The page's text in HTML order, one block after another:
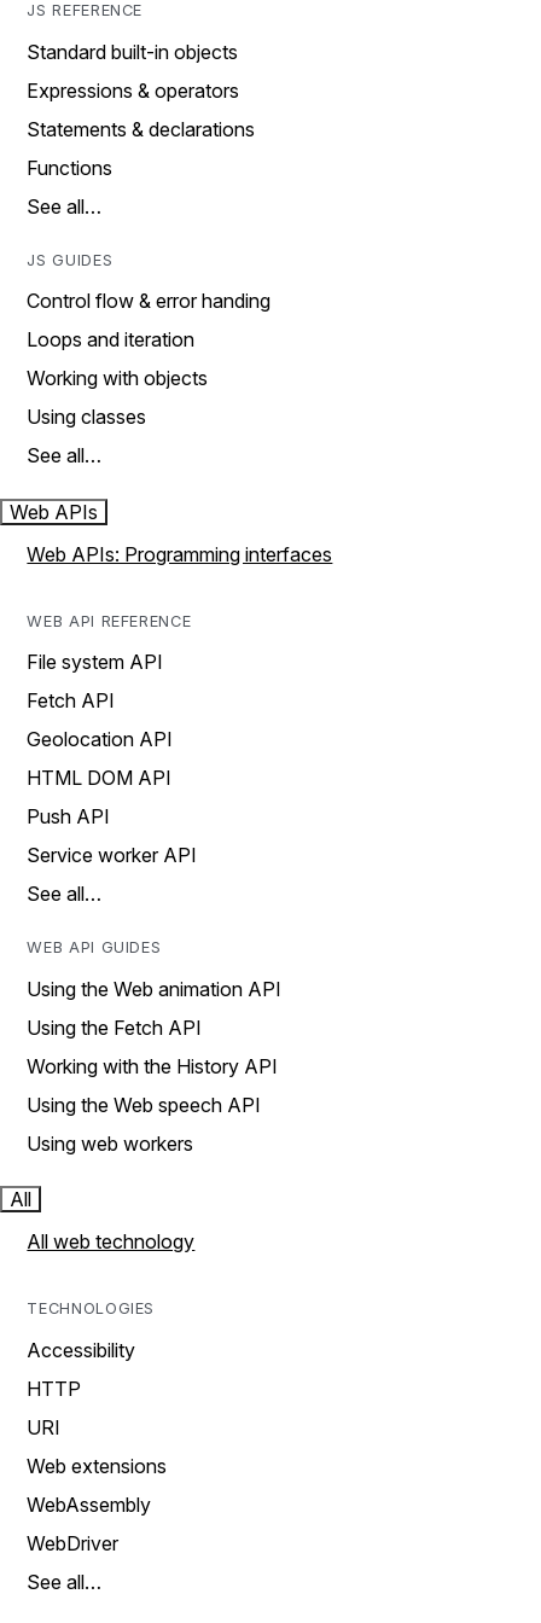
JS REFERENCE
Standard built-in objects
Expressions & operators
Statements & declarations
Functions
See all…
JS GUIDES
Control flow & error handing
Loops and iteration
Working with objects
Using classes
See all…
Web APIs
Web APIs: Programming interfaces
WEB API REFERENCE
File system API
Fetch API
Geolocation API
HTML DOM API
Push API
Service worker API
See all…
WEB API GUIDES
Using the Web animation API
Using the Fetch API
Working with the History API
Using the Web speech API
Using web workers
All
All web technology
TECHNOLOGIES
Accessibility
HTTP
URI
Web extensions
WebAssembly
WebDriver
See all…